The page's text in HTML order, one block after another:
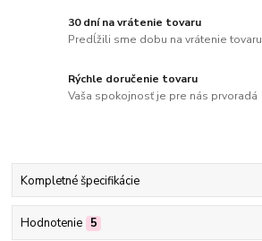
30 dní na vrátenie tovaru
Predĺžili sme dobu na vrátenie tovaru
Rýchle doručenie tovaru
Vaša spokojnosť je pre nás prvoradá
Kompletné špecifikácie
Hodnotenie 5